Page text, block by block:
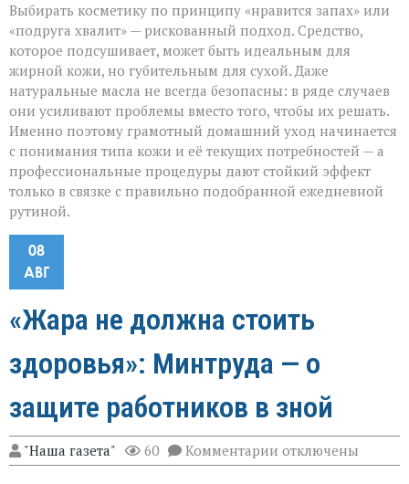
Выбирать косметику по принципу «нравится запах» или
«подруга хвалит» — рискованный подход. Средство,
которое подсушивает, может быть идеальным для
жирной кожи, но губительным для сухой. Даже
натуральные масла не всегда безопасны: в ряде случаев
они усиливают проблемы вместо того, чтобы их решать.
Именно поэтому грамотный домашний уход начинается
с понимания типа кожи и её текущих потребностей — а
профессиональные процедуры дают стойкий эффект
только в связке с правильно подобранной ежедневной
рутиной.
08
АВГ
«Жара не должна стоить
здоровья»: Минтруда — о
защите работников в зной
"Наша газета" 60 Комментарии к
записи
отключены